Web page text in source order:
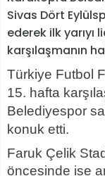
Sivas Dört
ederek ilk
karşılaşmanın
Türkiye Futbol
15. hafta
Belediyespor
konuk etti.
Faruk Çelik
öncesinde ise